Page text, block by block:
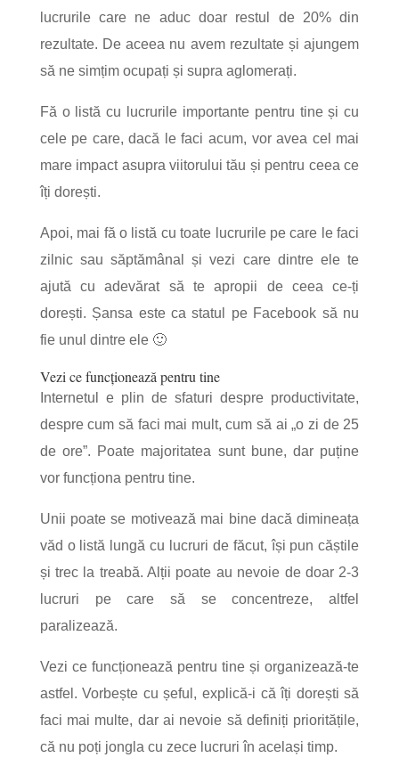
lucrurile care ne aduc doar restul de 20% din
rezultate. De aceea nu avem rezultate și ajungem
să ne simțim ocupați și supra aglomerați.
Fă o listă cu lucrurile importante pentru tine și cu
cele pe care, dacă le faci acum, vor avea cel mai
mare impact asupra viitorului tău și pentru ceea ce
îți dorești.
Apoi, mai fă o listă cu toate lucrurile pe care le faci
zilnic sau săptămânal și vezi care dintre ele te
ajută cu adevărat să te apropii de ceea ce-ți
dorești. Șansa este ca statul pe Facebook să nu
fie unul dintre ele 🙂
Vezi ce funcționează pentru tine
Internetul e plin de sfaturi despre productivitate,
despre cum să faci mai mult, cum să ai „o zi de 25
de ore”. Poate majoritatea sunt bune, dar puține
vor funcționa pentru tine.
Unii poate se motivează mai bine dacă dimineața
văd o listă lungă cu lucruri de făcut, își pun căștile
și trec la treabă. Alții poate au nevoie de doar 2-3
lucruri pe care să se concentreze, altfel
paralizează.
Vezi ce funcționează pentru tine și organizează-te
astfel. Vorbește cu șeful, explică-i că îți dorești să
faci mai multe, dar ai nevoie să definiți prioritățile,
că nu poți jongla cu zece lucruri în același timp.